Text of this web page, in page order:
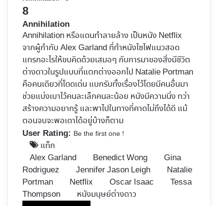
8
Annihilation
Annihilation หรือแดนทำลายล้าง เป็นหนัง Netflix
จากผู้กำกับ Alex Garland ที่ทำหนังไซไฟแนวสอด
แทรกอะไรให้ขบคิดด้วยเสมอๆ กับการมาของสิ่งมีชีวิต
ต่างดาวในรูปแบบที่แตกต่างออกไป Natalie Portman
คือคนเดียวที่โดดเด่น แบกรับทั้งเรื่องไว้โดยมีคนอื่นมา
ช่วยแบ่งเบาไว้คนละเล็กคนละน้อย หนังมีความนิ่ง ทว่า
สร้างความอยากรู้ และพาไปในทางที่คาดไม่ถึงได้ดี แม้
ตอนจบจะพอเดาได้อยู่บ้างก็ตาม
User Rating: Be the first one !
แท็ก
Alex Garland
Benedict Wong
Gina
Rodriguez
Jennifer Jason Leigh
Natalie
Portman
Netflix Oscar Isaac
Tessa
Thompson
หนังมนุษย์ต่างดาว